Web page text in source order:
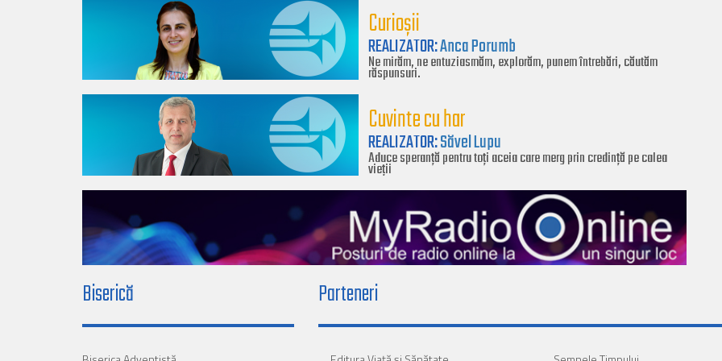
Curioșii
REALIZATOR:Anca Porumb
Ne mirăm, ne entuziasmăm, explorăm, punem întrebări, căutăm
răspunsuri.
Cuvinte cu har
REALIZATOR:Săvel Lupu
Aduce speranță pentru toți aceia care merg prin credință pe calea
vieții
Biserică Parteneri